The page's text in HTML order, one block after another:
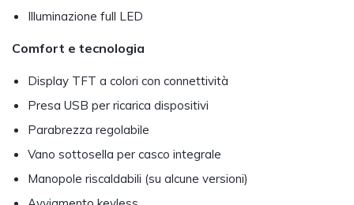
Illuminazione full LED
Comfort e tecnologia
Display TFT a colori con connettività
Presa USB per ricarica dispositivi
Parabrezza regolabile
Vano sottosella per casco integrale
Manopole riscaldabili (su alcune versioni)